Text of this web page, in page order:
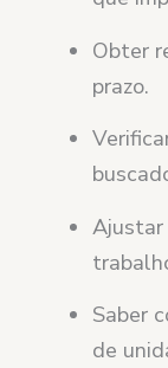
Obter
prazo.
Ajustar
Saber
de